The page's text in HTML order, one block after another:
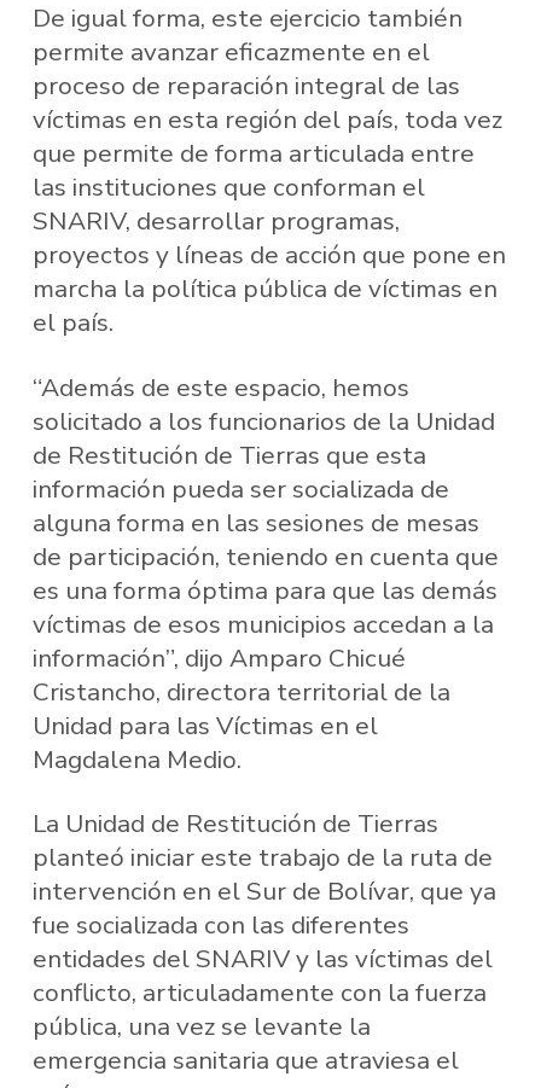
De igual forma, este ejercicio también
permite avanzar eficazmente en el
proceso de reparación integral de las
víctimas en esta región del país, toda vez
que permite de forma articulada entre
las instituciones que conforman el
SNARIV, desarrollar programas,
proyectos y líneas de acción que pone en
marcha la política pública de víctimas en
el país.
“Además de este espacio, hemos
solicitado a los funcionarios de la Unidad
de Restitución de Tierras que esta
información pueda ser socializada de
alguna forma en las sesiones de mesas
de participación, teniendo en cuenta que
es una forma óptima para que las demás
víctimas de esos municipios accedan a la
información”, dijo Amparo Chicué
Cristancho, directora territorial de la
Unidad para las Víctimas en el
Magdalena Medio.
La Unidad de Restitución de Tierras
planteó iniciar este trabajo de la ruta de
intervención en el Sur de Bolívar, que ya
fue socializada con las diferentes
entidades del SNARIV y las víctimas del
conflicto, articuladamente con la fuerza
pública, una vez se levante la
emergencia sanitaria que atraviesa el